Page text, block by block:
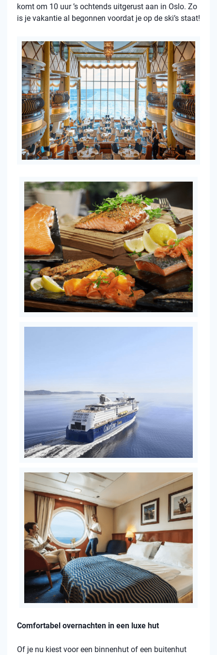
komt om 10 uur ’s ochtends uitgerust aan in Oslo. Zo
is je vakantie al begonnen voordat je op de ski’s staat!
Comfortabel overnachten in een luxe hut
Of je nu kiest voor een binnenhut of een buitenhut